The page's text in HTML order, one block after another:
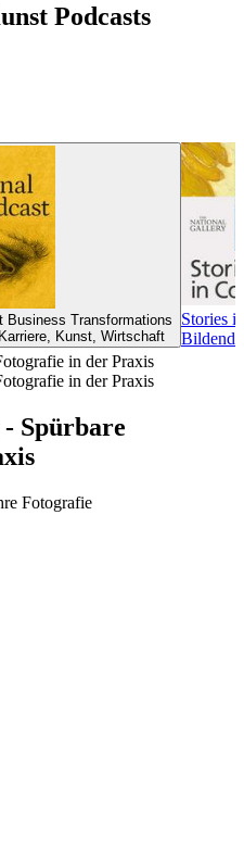
Podcasts
Transformations
Kunst, Wirtschaft
Stories
in der Praxis
in der Praxis
Spürbare
Fotografie